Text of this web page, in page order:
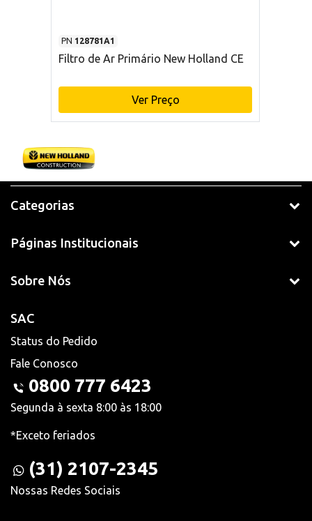
PN 128781A1
Filtro de Ar Primário New Holland CE
Ver Preço
Categorias
Páginas Institucionais
Sobre Nós
SAC
Status do Pedido
Fale Conosco
0800 777 6423
Segunda à sexta 8:00 às 18:00
*Exceto feriados
(31) 2107-2345
Nossas Redes Sociais